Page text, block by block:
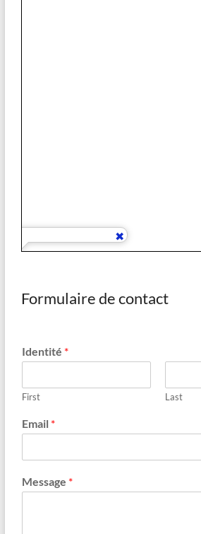
Formulaire de contact
Identité *
First Last
Email *
Message *